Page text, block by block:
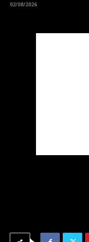
02/08/2026